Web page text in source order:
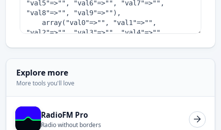
Explore more
More tools you'll love
RadioFM Pro
Radio without borders